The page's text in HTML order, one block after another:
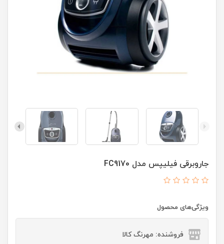
جاروبرقی فیلیپس مدل FC9170
ویژگی‌های محصول
فروشنده: مهرنگ کالا